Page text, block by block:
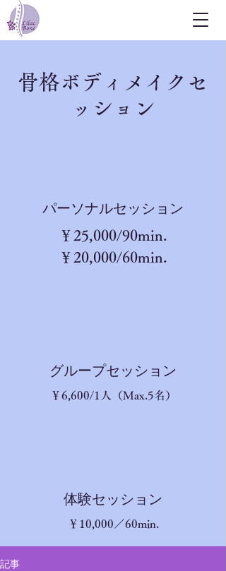
骨格ボディメイクセ
ッション
​パーソナルセッション
​￥25,000/90min.
￥20,000/60min.
​グループセッション
​￥6,600/1人（Max.5名）
体験セッション
￥10, 000／60min.
記事